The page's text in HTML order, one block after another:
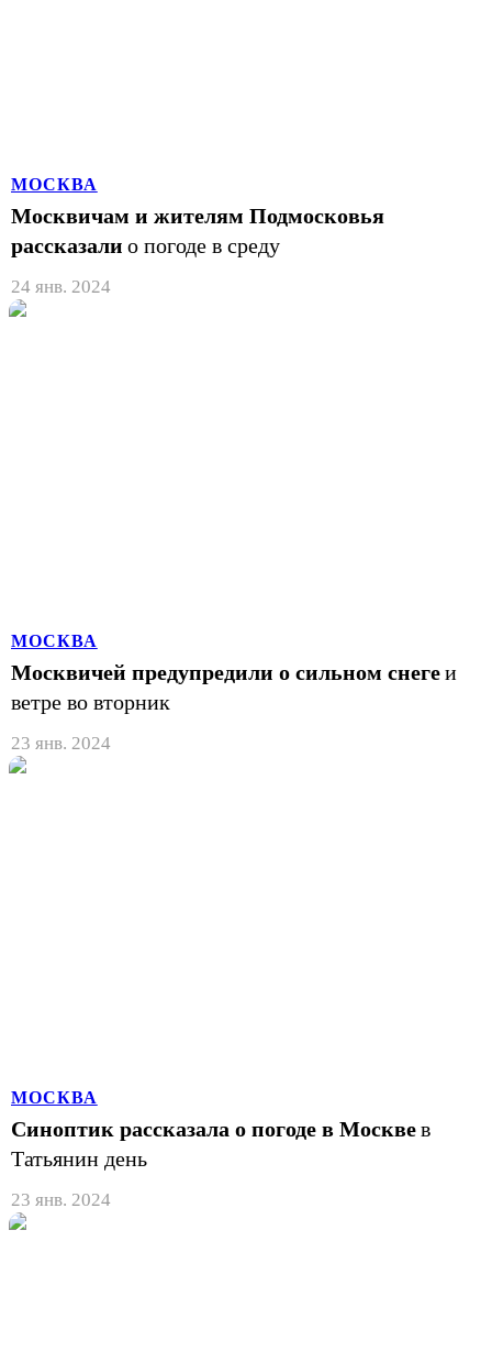
МОСКВА
Москвичам и жителям Подмосковья
рассказали о погоде в среду
24 янв. 2024
МОСКВА
Москвичей предупредили о сильном снегеи
ветре во вторник
23 янв. 2024
МОСКВА
Синоптик рассказала о погоде в Москвев
Татьянин день
23 янв. 2024